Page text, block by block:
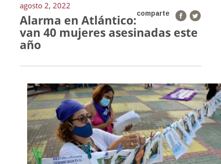
agosto 2, 2022
comparte
Alarma en Atlántico:
van 40 mujeres asesinadas este
año